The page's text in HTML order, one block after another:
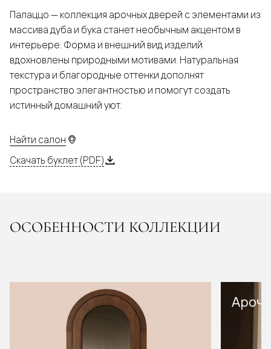
Палаццо — коллекция арочных дверей с элементами из
массива дуба и бука станет необычным акцентом в
интерьере. Форма и внешний вид изделий
вдохновлены природными мотивами. Натуральная
текстура и благородные оттенки дополнят
пространство элегантностью и помогут создать
истинный домашний уют.
Найти салон
Скачать буклет (PDF)
ОСОБЕННОСТИ КОЛЛЕКЦИИ